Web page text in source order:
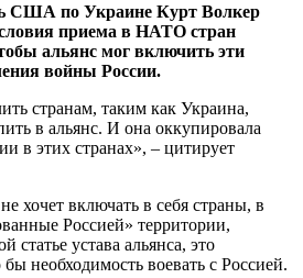
США по Украине Курт Волкер
приема в НАТО стран
альянс мог включить эти
войны России.
странам, таким как Украина,
в альянс. И она оккупировала
в этих странах», – цитирует
хочет включать в себя страны, в
Россией» территории,
статье устава альянса, это
необходимость воевать с Россией.